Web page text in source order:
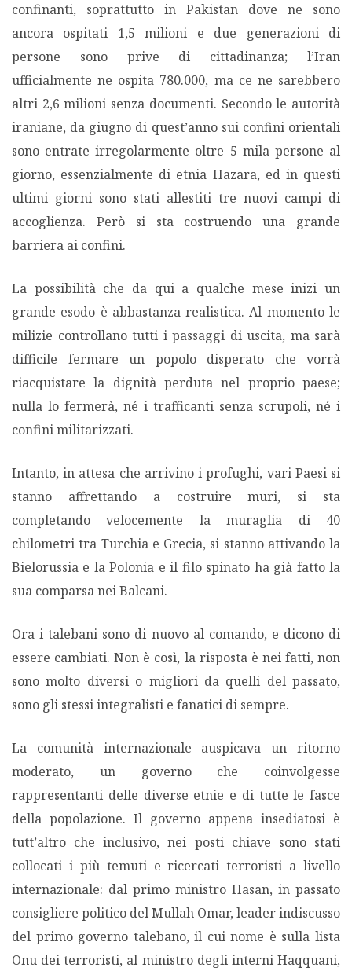
confinanti, soprattutto in Pakistan dove ne sono
ancora ospitati 1,5 milioni e due generazioni di
persone sono prive di cittadinanza; l’Iran
ufficialmente ne ospita 780.000, ma ce ne sarebbero
altri 2,6 milioni senza documenti. Secondo le autorità
iraniane, da giugno di quest’anno sui confini orientali
sono entrate irregolarmente oltre 5 mila persone al
giorno, essenzialmente di etnia Hazara, ed in questi
ultimi giorni sono stati allestiti tre nuovi campi di
accoglienza. Però si sta costruendo una grande
barriera ai confini.
La possibilità che da qui a qualche mese inizi un
grande esodo è abbastanza realistica. Al momento le
milizie controllano tutti i passaggi di uscita, ma sarà
difficile fermare un popolo disperato che vorrà
riacquistare la dignità perduta nel proprio paese;
nulla lo fermerà, né i trafficanti senza scrupoli, né i
confini militarizzati.
Intanto, in attesa che arrivino i profughi, vari Paesi si
stanno affrettando a costruire muri, si sta
completando velocemente la muraglia di 40
chilometri tra Turchia e Grecia, si stanno attivando la
Bielorussia e la Polonia e il filo spinato ha già fatto la
sua comparsa nei Balcani.
Ora i talebani sono di nuovo al comando, e dicono di
essere cambiati. Non è così, la risposta è nei fatti, non
sono molto diversi o migliori da quelli del passato,
sono gli stessi integralisti e fanatici di sempre.
La comunità internazionale auspicava un ritorno
moderato, un governo che coinvolgesse
rappresentanti delle diverse etnie e di tutte le fasce
della popolazione. Il governo appena insediatosi è
tutt’altro che inclusivo, nei posti chiave sono stati
collocati i più temuti e ricercati terroristi a livello
internazionale: dal primo ministro Hasan, in passato
consigliere politico del Mullah Omar, leader indiscusso
del primo governo talebano, il cui nome è sulla lista
Onu dei terroristi, al ministro degli interni Haqquani,